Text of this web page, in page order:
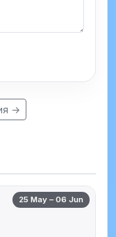
→
25 May – 06 Jun